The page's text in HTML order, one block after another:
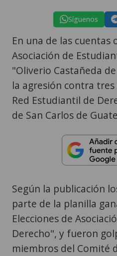
Síguenos
En una de las cuentas
Asociación de
"Oliverio Castañeda
la agresión contra
Red Estudiantil de
de San Carlos de
Según la publicación
parte de la planilla
Elecciones de
Derecho", y fueron
miembros del Comité